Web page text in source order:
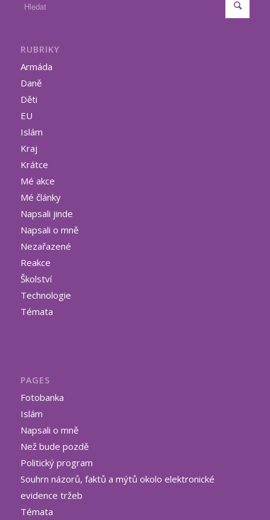
RUBRIKY
Armáda
Daně
Děti
EU
Islám
Kraj
Krátce
Mé akce
Mé články
Napsali jinde
Napsali o mně
Nezařazené
Reakce
Školství
Technologie
Témata
PAGES
Fotobanka
Islám
Napsali o mně
Než bude pozdě
Politický program
Souhrn názorů, faktů a mýtů okolo elektronické
evidence tržeb
Témata